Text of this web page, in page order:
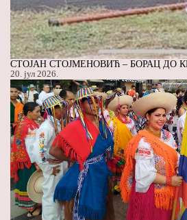
СТОЈАН СТОЈМЕНОВИЋ – БОРАЦ ДО
20. јул 2026.